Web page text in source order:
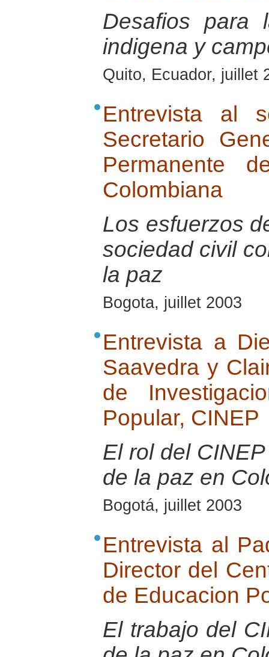
Desafios para
indigena y
Quito, Ecuador, juillet
Entrevista al
Secretario
Permanente
Colombiana
Los esfuerzos
sociedad civil
la paz
Bogota, juillet 2003
Entrevista a
Saavedra y
de
Popular, CINEP
El rol del
de la paz en
Bogotá, juillet 2003
Entrevista al
Director del
de Educacion
El trabajo del